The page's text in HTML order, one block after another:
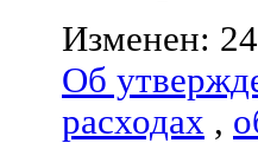
Изменен:
Об
расходах ,